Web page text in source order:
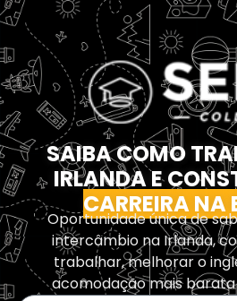
SAIBA COMO
IRLANDA E
CARREIRA NA
Oportunidade única de
intercâmbio na Irlanda,
trabalhar, melhorar o
acomodação mais barata